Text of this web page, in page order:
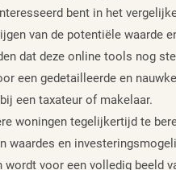
bent in het
van de potentiële waarde
dat deze online tools nog
een gedetailleerde en
een taxateur of makelaar.
woningen tegelijkertijd te
waardes en
voor een volledig beeld